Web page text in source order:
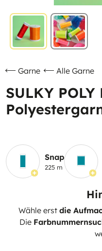
Garne Alle Garne
SULKY POLY
Snap
225 m
Wähle erst die
Die